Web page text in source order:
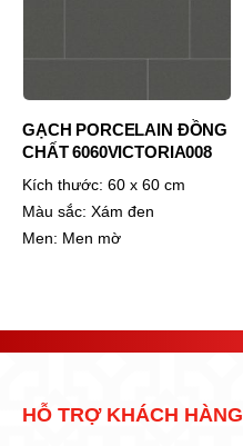
GẠCH PORCELAIN ĐỒNG
CHẤT 6060VICTORIA008
Kích thước: 60 x 60 cm
Màu sắc: Xám đen
Men: Men mờ
HỖ TRỢ KHÁCH HÀNG